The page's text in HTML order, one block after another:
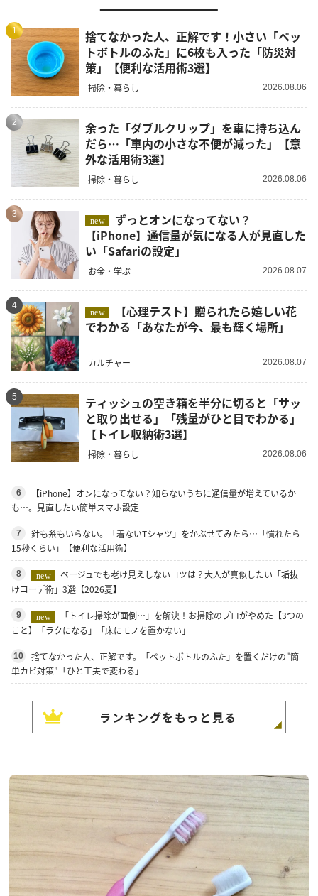
1
捨てなかった人、正解です！小さい「ペッ
トボトルのふた」に6枚も入った「防災対
策」【便利な活用術3選】
掃除・暮らし 2026.08.06
2
余った「ダブルクリップ」を車に持ち込ん
だら…「車内の小さな不便が減った」【意
外な活用術3選】
掃除・暮らし 2026.08.06
3
new
【iPhone】通信量が気になる人が見直した
い「Safariの設定」
お金・学ぶ 2026.08.07
4
new
でわかる「あなたが今、最も輝く場所」
カルチャー 2026.08.07
5
ティッシュの空き箱を半分に切ると「サッ
と取り出せる」「残量がひと目でわかる」
【トイレ収納術3選】
掃除・暮らし 2026.08.06
6
【iPhone】オンになってない？知らないうちに通信量が増えているか
も…。見直したい簡単スマホ設定
7
針も糸もいらない。「着ないTシャツ」をかぶせてみたら…「慣れたら
15秒くらい」【便利な活用術】
8 new
ベージュでも老け見えしないコツは？大人が真似したい「垢抜
けコーデ術」3選【2026夏】
9 new
「トイレ掃除が面倒…」を解決！お掃除のプロがやめた【3つの
こと】「ラクになる」「床にモノを置かない」
10
捨てなかった人、正解です。「ペットボトルのふた」を置くだけの"簡
単カビ対策"「ひと工夫で変わる」
ランキングをもっと見る